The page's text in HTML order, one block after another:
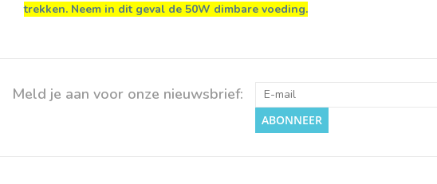
trekken. Neem in dit geval de 50W dimbare voeding.
Meld je aan voor onze nieuwsbrief:
ABONNEER